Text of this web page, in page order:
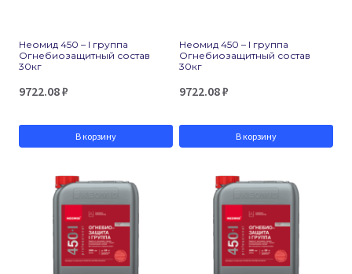
Неомид 450 – I группа
Огнебиозащитный состав
30кг
9722.08₽
В корзину
Неомид 450 – I группа
Огнебиозащитный состав
30кг
9722.08₽
В корзину